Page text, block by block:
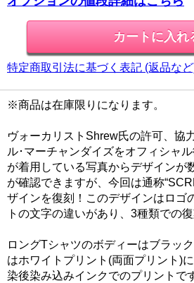
特定商取引法に基づく表記 (返品な
※商品は在庫限りになります。
ヴォーカリストShrew氏の許可、協
ル･マーチャンダイズをオフィシャ
が着用している写真からデザインが
が確認できますが、今回は通称
ザインを復刻！このデザインはロゴ
トの文字の違いがあり、3種類での復
ロングTシャツのボディーはブラッ
はホワイトプリント(両面プリント)
染後染み込みインクでのプリントで